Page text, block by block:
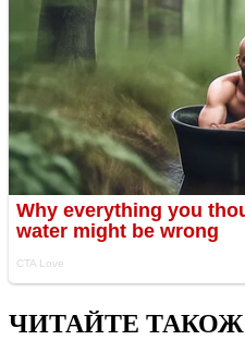
ЧИТАЙТЕ ТАКОЖ